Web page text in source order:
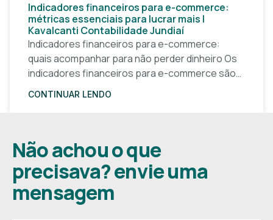
Indicadores financeiros para e-commerce:
métricas essenciais para lucrar mais |
Kavalcanti Contabilidade Jundiaí
Indicadores financeiros para e-commerce:
quais acompanhar para não perder dinheiro Os
indicadores financeiros para e-commerce são a
base de qualquer decisão inteligente em uma
CONTINUAR LENDO
Não achou o que
precisava? envie uma
mensagem